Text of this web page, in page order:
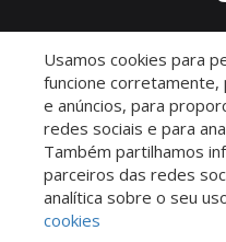
Saiba mais
Descomplicado
Usamos cookies para
funcione corretamente,
e anúncios, para
redes sociais e para
Também partilhamos
parceiros das redes
analítica sobre o seu
cookies